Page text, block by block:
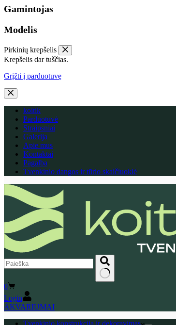
Gamintojas
Modelis
Pirkinių krepšelis
Krepšelis dar tuščias.
Grįžti į parduotuvę
koitik
Parduotuvė
Straipsniai
Galerija
Apie mus
Kontaktai
Pagalba
Tvenkinio dangos ir tūrio skaičiuoklė
No
results
Shopping
cart
0
Login
AKVARIUMAI
Tvenkinio konstrukcija ir dekoravimas